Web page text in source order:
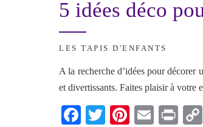
5 idées déco
LES TAPIS D'ENFANTS
A la recherche d’idées pour décorer
et divertissants. Faites plaisir à votre
Fa T
Pi
E
Pr